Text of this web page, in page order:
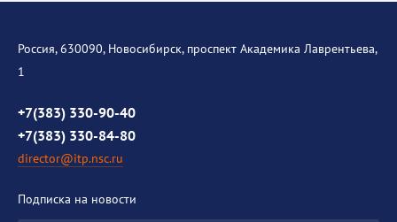
История института
Контакты
Противодействие коррупции
Россия, 630090, Новосибирск, проспект Академика Лаврентьева,
1
+7(383) 330-90-40
+7(383) 330-84-80
director@itp.nsc.ru
Подписка на новости